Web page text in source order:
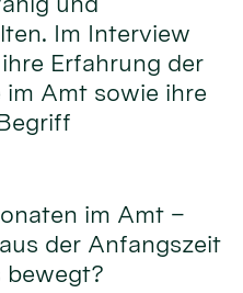
Im Interview
Erfahrung der
Amt sowie ihre
im Amt –
der Anfangszeit
bewegt?